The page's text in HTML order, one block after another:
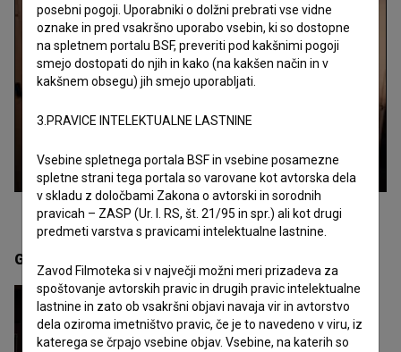
Galerija
posebni pogoji. Uporabniki o dolžni prebrati vse vidne
oznake in pred vsakršno uporabo vsebin, ki so dostopne
na spletnem portalu BSF, preveriti pod kakšnimi pogoji
smejo dostopati do njih in kako (na kakšen način in v
kakšnem obsegu) jih smejo uporabljati.
3.PRAVICE INTELEKTUALNE LASTNINE
Vsebine spletnega portala BSF in vsebine posamezne
spletne strani tega portala so varovane kot avtorska dela
v skladu z določbami Zakona o avtorski in sorodnih
pravicah – ZASP (Ur. l. RS, št. 21/95 in spr.) ali kot drugi
predmeti varstva s pravicami intelektualne lastnine.
Zavod Filmoteka si v največji možni meri prizadeva za
spoštovanje avtorskih pravic in drugih pravic intelektualne
lastnine in zato ob vsakršni objavi navaja vir in avtorstvo
dela oziroma imetništvo pravic, če je to navedeno v viru, iz
katerega se črpajo vsebine objav. Vsebine, na katerih so